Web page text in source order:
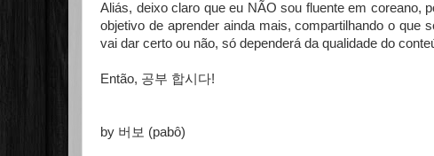
Aliás, deixo claro que eu NÃO sou fluente em coreano,
objetivo de aprender ainda mais, compartilhando o
vai dar certo ou não, só dependerá da qualidade do
Então, 공부 합시다!
by 버보 (pabô)